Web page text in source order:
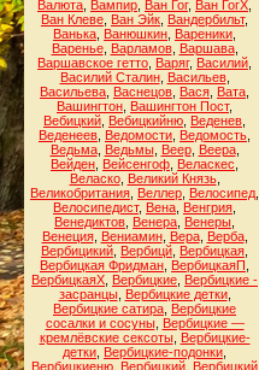
Валюта Вампир Ван Гог, Ван ГогХ
Ван Клеве Ван Эйк Вандербильт,
Ванька Ванюшкин Вареники
Варенье, Варламов, Варшава,
Варшавское гетто Варяг, Василий
Василий Сталин, Васильев,
Васильева Васнецов Вася Вата
Вашингтон Вашингтон Пост,
Вебицкий Вебицкийню Веденев
Веденеев Ведомости Ведомость
Ведьма, Ведьмы, Веер, Веера,
Вейден Вейсенгоф Веласкес
Веласко, Великий Князь,
Великобритания Веллер Велосипед
Велосипедист, Вена Венгрия
Венедиктов Венера Венеры
Венеция, Вениамин, Вера, Верба,
Вербицикий Вербицй Вербицкая
Вербицкая Фридман ВербицкаяП
ВербицкаяХ Вербицкие Вербицкие -
засранцы, Вербицкие детки,
Вербицкие сатира Вербицкие
сосалки и сосуны, Вербицкие —
кремлёвские сексоты, Вербицкие-
детки Вербицкие-подонки
Вербицкиеню Вербицкий Вербицкий